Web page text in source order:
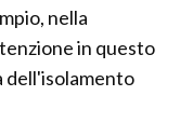
nella
in questo
dell'isolamento